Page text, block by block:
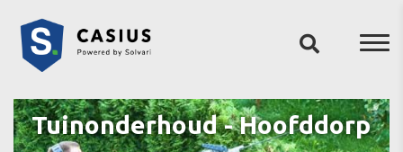
Tuinonderhoud - Hoofddorp